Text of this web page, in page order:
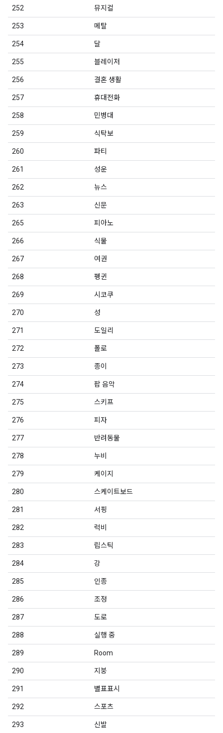
252 뮤지컬
253 메탈
254 달
255 블레이저
256 결혼 생활
257 휴대전화
258 민병대
259 식탁보
260 파티
261 성운
262 뉴스
263 신문
265 피아노
266 식물
267 여권
268 펭귄
269 시코쿠
270 성
271 도일리
272 폴로
273 종이
274 팝 음악
275 스키프
276 피자
277 반려동물
278 누비
279 케이지
280 스케이트보드
281 서핑
282 럭비
283 립스틱
284 강
285 인종
286 조정
287 도로
288 실행 중
289 Room
290 지붕
291 별표표시
292 스포츠
293 신발